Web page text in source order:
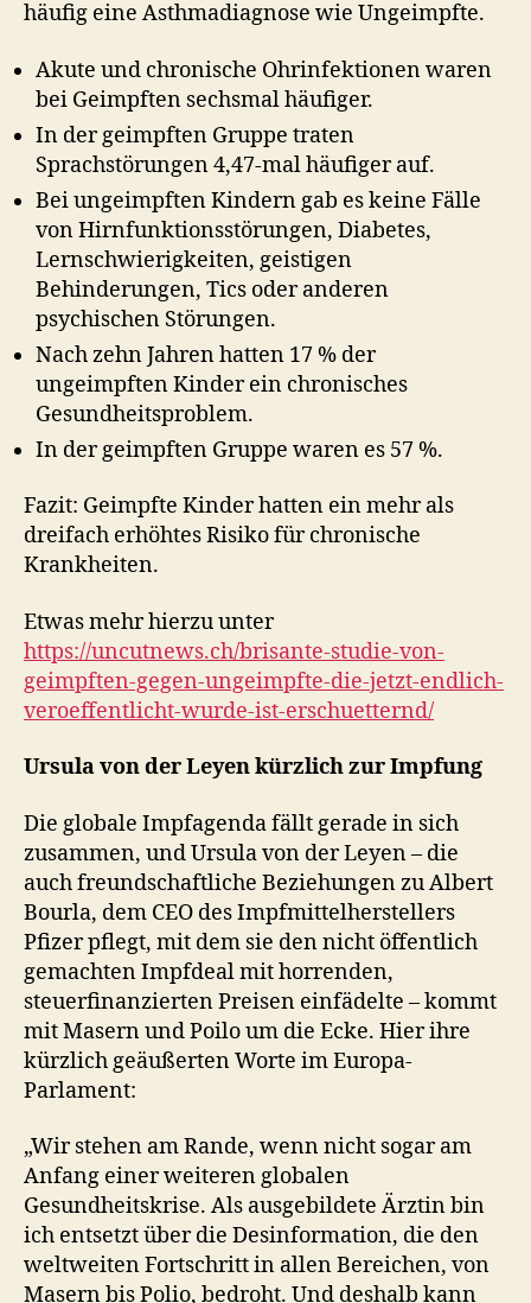
häufig eine Asthmadiagnose wie Ungeimpfte.
Akute und chronische Ohrinfektionen waren
bei Geimpften sechsmal häufiger.
In der geimpften Gruppe traten
Sprachstörungen 4,47-mal häufiger auf.
Bei ungeimpften Kindern gab es keine Fälle
von Hirnfunktionsstörungen, Diabetes,
Lernschwierigkeiten, geistigen
Behinderungen, Tics oder anderen
psychischen Störungen.
Nach zehn Jahren hatten 17 % der
ungeimpften Kinder ein chronisches
Gesundheitsproblem.
In der geimpften Gruppe waren es 57 %.
Fazit: Geimpfte Kinder hatten ein mehr als
dreifach erhöhtes Risiko für chronische
Krankheiten.
Etwas mehr hierzu unter
https://uncutnews.ch/brisante-studie-von-
geimpften-gegen-ungeimpfte-die-jetzt-endlich-
veroeffentlicht-wurde-ist-erschuetternd/
Ursula von der Leyen kürzlich zur Impfung
Die globale Impfagenda fällt gerade in sich
zusammen, und Ursula von der Leyen – die
auch freundschaftliche Beziehungen zu Albert
Bourla, dem CEO des Impfmittelherstellers
Pfizer pflegt, mit dem sie den nicht öffentlich
gemachten Impfdeal mit horrenden,
steuerfinanzierten Preisen einfädelte – kommt
mit Masern und Poilo um die Ecke. Hier ihre
kürzlich geäußerten Worte im Europa-
Parlament:
„Wir stehen am Rande, wenn nicht sogar am
Anfang einer weiteren globalen
Gesundheitskrise. Als ausgebildete Ärztin bin
ich entsetzt über die Desinformation, die den
weltweiten Fortschritt in allen Bereichen, von
Masern bis Polio, bedroht. Und deshalb kann